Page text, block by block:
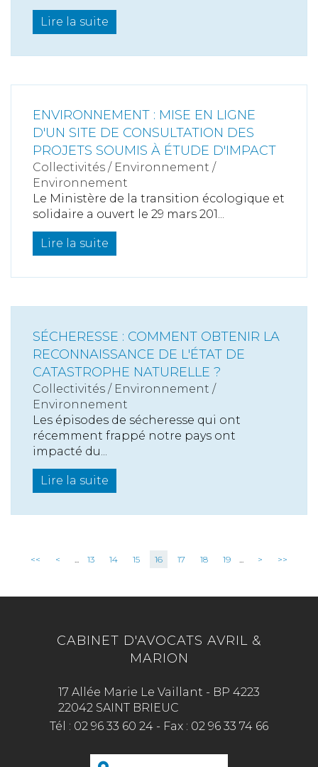
Lire la suite
ENVIRONNEMENT : MISE EN LIGNE
D'UN SITE DE CONSULTATION DES
PROJETS SOUMIS À ÉTUDE D'IMPACT
Collectivités / Environnement /
Environnement
Le Ministère de la transition écologique et
solidaire a ouvert le 29 mars 201...
Lire la suite
SÉCHERESSE : COMMENT OBTENIR LA
RECONNAISSANCE DE L'ÉTAT DE
CATASTROPHE NATURELLE ?
Collectivités / Environnement /
Environnement
Les épisodes de sécheresse qui ont
récemment frappé notre pays ont
impacté du...
Lire la suite
<< < 13 14 15 16 17 18 19 > >>
CABINET D'AVOCATS AVRIL &
MARION
17 Allée Marie Le Vaillant - BP 4223
22042 SAINT BRIEUC
Tél : 02 96 33 60 24 - Fax : 02 96 33 74 66